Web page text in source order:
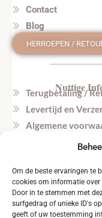
Om de beste ervaringen te
cookies om informatie
Door in te stemmen met
surfgedrag of unieke ID's
geeft of uw toestemming
Contact
Blog
HERROEPEN /
Nuttige
Terugbetaling /
Levertijd en
Algemene
Privacy beleid
Tel. NL:
Tel. BE: